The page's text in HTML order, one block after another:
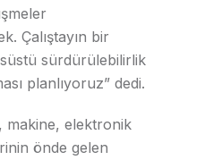
Çalıştayın bir
sürdürülebilirlik
planlıyoruz” dedi.
makine, elektronik
önde gelen